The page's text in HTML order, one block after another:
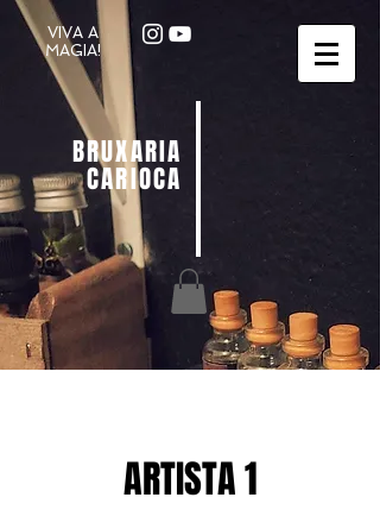
VIVA A
MAGIA!
BRUXARIA
CARIOCA
ARTISTA 1